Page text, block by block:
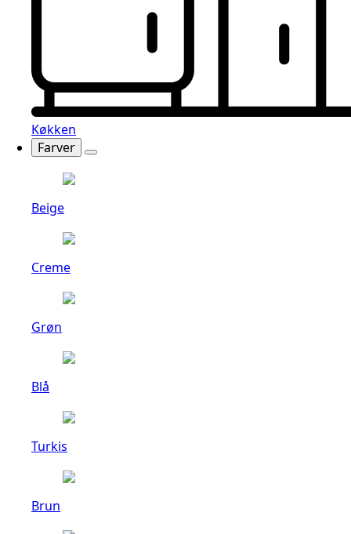
Køkken
Farver
Beige
Creme
Grøn
Blå
Turkis
Brun